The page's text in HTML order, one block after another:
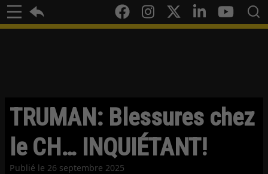
TRUMAN: Blessures chez
le CH… INQUIÉTANT!
Publié le 26 septembre 2025